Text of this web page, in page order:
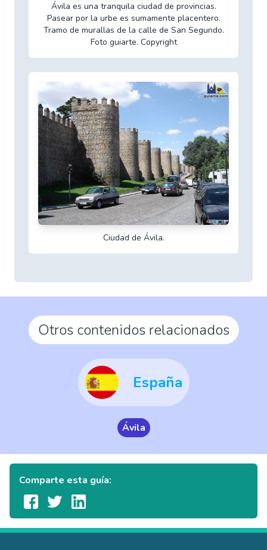
Ávila es una tranquila ciudad de provincias.
Pasear por la urbe es sumamente placentero.
Tramo de murallas de la calle de San Segundo.
Foto guiarte. Copyright
Ciudad de Ávila.
Otros contenidos relacionados
España
Ávila
Comparte esta guía: